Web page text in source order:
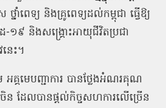
ថ្នាំពេទ្យ និងគ្រូពេទ្យដល់កម្ពុជា ធ្វើឱ្យ
-១៩ និងសង្រ្គោះអាយុជីវិតប្រជា
េះ។
គមេបញ្ជាការ បានថ្លែងអំណរគុណ
ដែលបានផ្តល់កិច្ចសហការលើច្រើន